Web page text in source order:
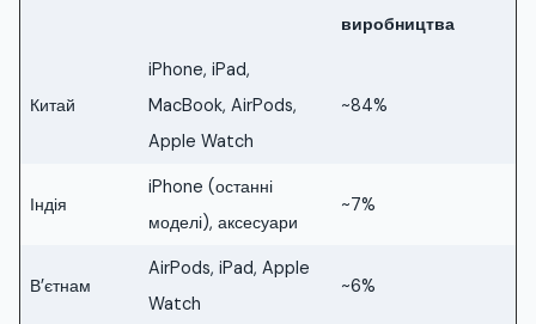
виробництва
Китай
iPhone, iPad,
MacBook, AirPods,
Apple Watch
~84%
Індія
iPhone (останні
моделі), аксесуари
~7%
В’єтнам
AirPods, iPad, Apple
Watch
~6%